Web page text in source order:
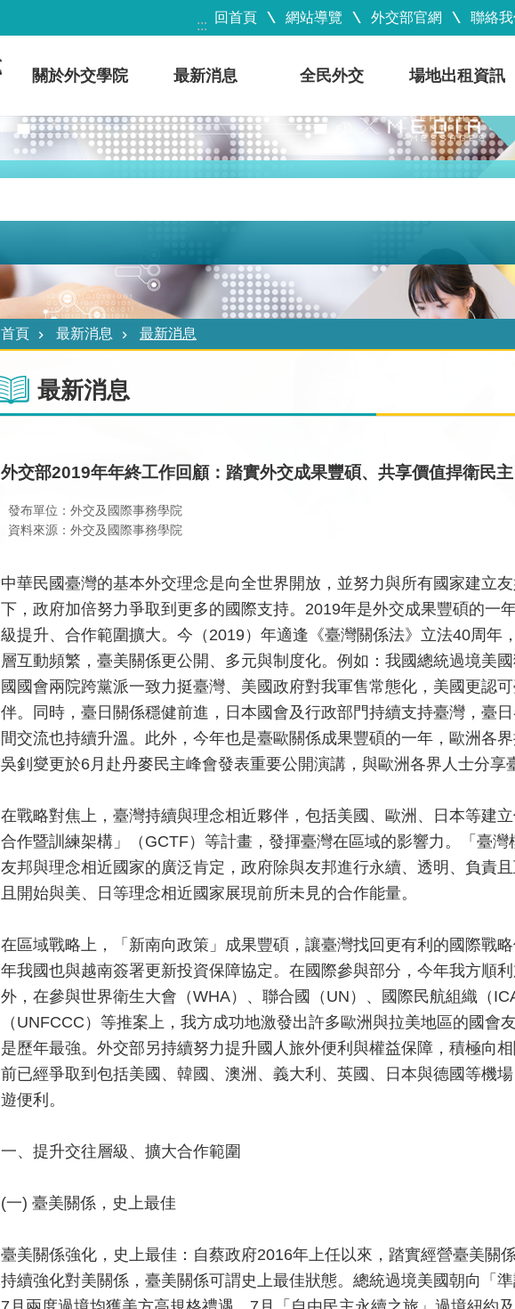
:::
回首頁 網站導覽 外交部官網 聯絡我
關於外交學院 最新消息 全民外交 場地出租資訊
首頁 最新消息 最新消息
最新消息
外交部2019年年終工作回顧：踏實外交成果豐碩、共享價值捍衛民
發布單位：外交及國際事務學院
資料來源：外交及國際事務學院
中華民國臺灣的基本外交理念是向全世界開放，並努力與所有國家建立
下，政府加倍努力爭取到更多的國際支持。2019年是外交成果豐碩的一
級提升、合作範圍擴大。今（2019）年適逢《臺灣關係法》立法40周年
層互動頻繁，臺美關係更公開、多元與制度化。例如：我國總統過境美
國國會兩院跨黨派一致力挺臺灣、美國政府對我軍售常態化，美國更認
伴。同時，臺日關係穩健前進，日本國會及行政部門持續支持臺灣，臺
間交流也持續升溫。此外，今年也是臺歐關係成果豐碩的一年，歐洲各
吳釗燮更於6月赴丹麥民主峰會發表重要公開演講，與歐洲各界人士分享
在戰略對焦上，臺灣持續與理念相近夥伴，包括美國、歐洲、日本等建
合作暨訓練架構」（GCTF）等計畫，發揮臺灣在區域的影響力。「臺
友邦與理念相近國家的廣泛肯定，政府除與友邦進行永續、透明、負責
且開始與美、日等理念相近國家展現前所未見的合作能量。
在區域戰略上，「新南向政策」成果豐碩，讓臺灣找回更有利的國際戰
年我國也與越南簽署更新投資保障協定。在國際參與部分，今年我方順
外，在參與世界衛生大會（WHA）、聯合國（UN）、國際民航組織（
（UNFCCC）等推案上，我方成功地激發出許多歐洲與拉美地區的國會
是歷年最強。外交部另持續努力提升國人旅外便利與權益保障，積極向
前已經爭取到包括美國、韓國、澳洲、義大利、英國、日本與德國等機
遊便利。
一、提升交往層級、擴大合作範圍
(一) 臺美關係，史上最佳
臺美關係強化，史上最佳：自蔡政府2016年上任以來，踏實經營臺美關
持續強化對美關係，臺美關係可謂史上最佳狀態。總統過境美國朝向「